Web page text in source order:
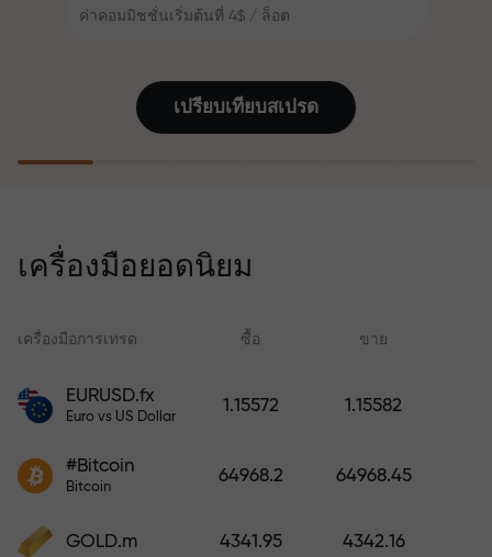
ค่าคอมมิชชั่นเริ่มต้นที่ 4$ / ล็อต
คนสามารถรับ iPhone, MacBook
หรือทริปในฝัน เพียงแค่ฝากเงิน
การขาดทุนและรับประกันกำไรเพิ่ม
ปกป้อง!
ผิด ยิ่งฝากมาก ตัวคูณยิ่งสูง
เปรียบเทียบสเปรด
เครื่องมือยอดนิยม
เครื่องมือการเทรด ซื้อ ขาย
EURUSD.fx
Euro vs US Dollar
1.15572 1.15582
#Bitcoin
Bitcoin
64968.2 64968.45
GOLD.m 4341.95 4342.16